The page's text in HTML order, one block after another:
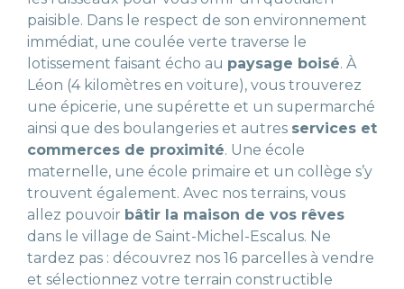
paisible. Dans le respect de son environnement
immédiat, une coulée verte traverse le
lotissement faisant écho au paysage boisé. À
Léon (4 kilomètres en voiture), vous trouverez
une épicerie, une supérette et un supermarché
ainsi que des boulangeries et autres services et
commerces de proximité. Une école
maternelle, une école primaire et un collège s’y
trouvent également. Avec nos terrains, vous
allez pouvoir bâtir la maison de vos rêves
dans le village de Saint-Michel-Escalus. Ne
tardez pas : découvrez nos 16 parcelles à vendre
et sélectionnez votre terrain constructible